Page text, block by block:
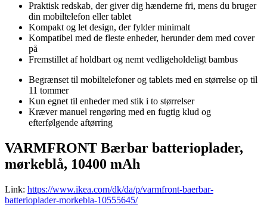
Praktisk redskab, der giver dig hænderne fri, mens du bruger
din mobiltelefon eller tablet
Kompakt og let design, der fylder minimalt
Kompatibel med de fleste enheder, herunder dem med cover
på
Fremstillet af holdbart og nemt vedligeholdeligt bambus
Begrænset til mobiltelefoner og tablets med en størrelse op til
11 tommer
Kun egnet til enheder med stik i to størrelser
Kræver manuel rengøring med en fugtig klud og
efterfølgende aftørring
VARMFRONT Bærbar batterioplader,
mørkeblå, 10400 mAh
Link: https://www.ikea.com/dk/da/p/varmfront-baerbar-
batterioplader-morkebla-10555645/